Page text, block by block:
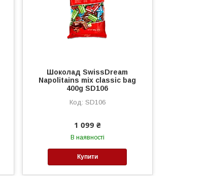
Шоколад SwissDream
Napolitains mix classic bag
400g SD106
SD106
1 099 ₴
В наявності
Купити